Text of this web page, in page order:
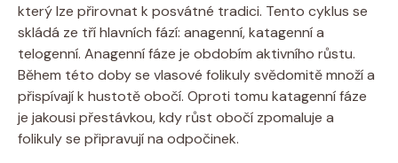
který lze přirovnat k posvátné tradici. Tento cyklus se
skládá ze tří hlavních fází: anagenní, katagenní a
telogenní. Anagenní fáze je obdobím aktivního růstu.
Během této doby se vlasové folikuly svědomitě množí a
přispívají k hustotě obočí. Oproti tomu katagenní fáze
je jakousi přestávkou, kdy růst obočí zpomaluje a
folikuly se připravují na odpočinek.